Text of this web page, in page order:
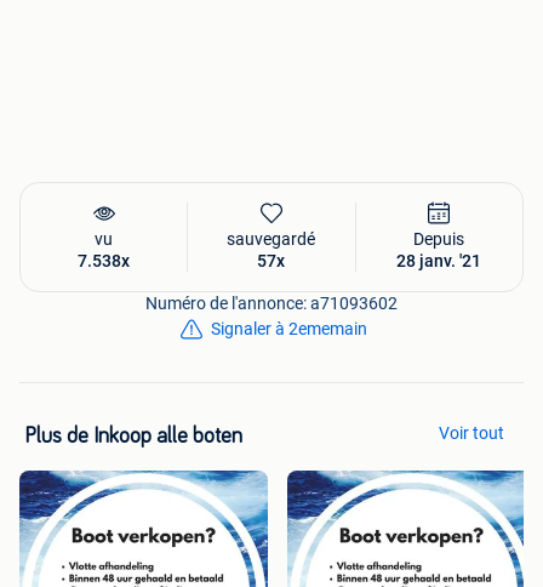
vu
7.538x
sauvegardé
57x
Depuis
28 janv. '21
Numéro de l'annonce: a71093602
Signaler à 2ememain
Plus de Inkoop alle boten Voir tout